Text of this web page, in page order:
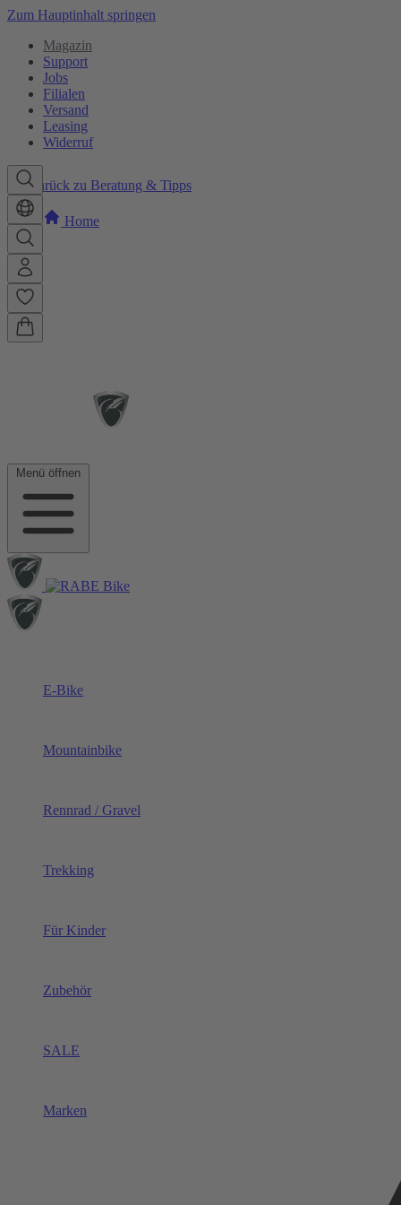
Zum Hauptinhalt springen
Magazin
Support
Jobs
Filialen
Versand
Leasing
Widerruf
Menü öffnen
E-Bike
Mountainbike
Rennrad / Gravel
Trekking
Für Kinder
Zubehör
SALE
Marken
Zurück zu Beratung & Tipps
Home